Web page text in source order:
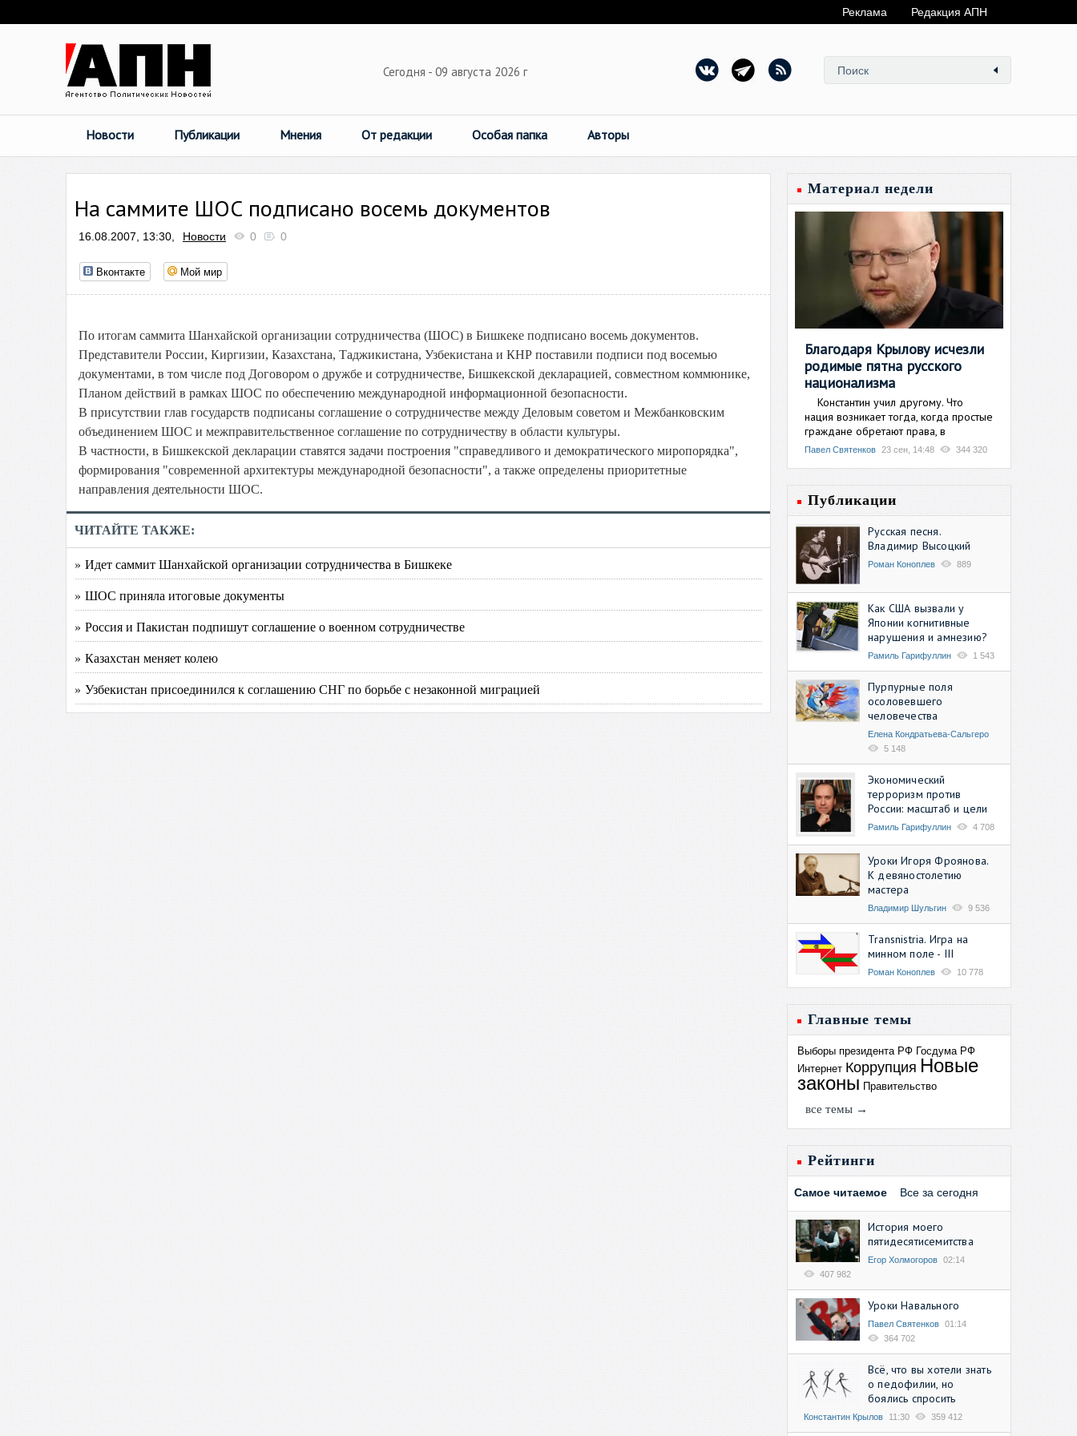
Реклама Редакция АПН
Сегодня - 09 августа 2026 г
Новости Публикации Мнения От редакции Особая папка Авторы
На саммите ШОС подписано восемь документов
16.08.2007, 13:30, Новости 0 0
Вконтакте Мой мир
По итогам саммита Шанхайской организации сотрудничества (ШОС) в Бишкеке подписано восемь документов.
Представители России, Киргизии, Казахстана, Таджикистана, Узбекистана и КНР поставили подписи под восемью
документами, в том числе под Договором о дружбе и сотрудничестве, Бишкекской декларацией, совместном коммюнике,
Планом действий в рамках ШОС по обеспечению международной информационной безопасности.
В присутствии глав государств подписаны соглашение о сотрудничестве между Деловым советом и Межбанковским
объединением ШОС и межправительственное соглашение по сотрудничеству в области культуры.
В частности, в Бишкекской декларации ставятся задачи построения "справедливого и демократического миропорядка",
формирования "современной архитектуры международной безопасности", а также определены приоритетные
направления деятельности ШОС.
ЧИТАЙТЕ ТАКЖЕ:
» Идет саммит Шанхайской организации сотрудничества в Бишкеке
» ШОС приняла итоговые документы
» Россия и Пакистан подпишут соглашение о военном сотрудничестве
» Казахстан меняет колею
» Узбекистан присоединился к соглашению СНГ по борьбе с незаконной миграцией
Материал недели
Благодаря Крылову исчезли
родимые пятна русского
национализма
Константин учил другому. Что
нация возникает тогда, когда простые
граждане обретают права, в
Павел Святенков 23 сен, 14:48 344 320
Публикации
Русская песня.
Владимир Высоцкий
Роман Коноплев 889
Как США вызвали у
Японии когнитивные
нарушения и амнезию?
Рамиль Гарифуллин 1 543
Пурпурные поля
осоловевшего
человечества
Елена Кондратьева-Сальгеро
5 148
Экономический
терроризм против
России: масштаб и цели
Рамиль Гарифуллин 4 708
Уроки Игоря Фроянова.
К девяностолетию
мастера
Владимир Шульгин 9 536
Transnistria. Игра на
минном поле - III
Роман Коноплев 10 778
Главные темы
Выборы президента РФ Госдума РФ
Интернет Коррупция Новые
законы Правительство
все темы →
Рейтинги
Самое читаемое Все за сегодня
История моего
пятидесятисемитства
Егор Холмогоров 02:14
407 982
Уроки Навального
Павел Святенков 01:14
364 702
Всё, что вы хотели знать
о педофилии, но
боялись спросить
Константин Крылов 11:30 359 412